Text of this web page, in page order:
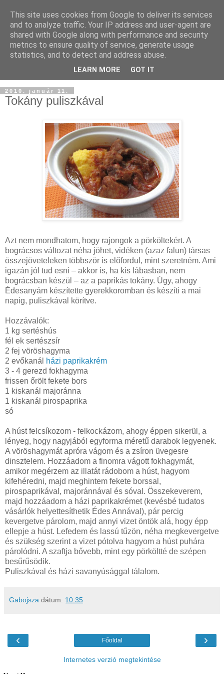
2010. január 11.
Tokány puliszkával
Azt nem mondhatom, hogy rajongok a pörköltekért. A
bográcsos változat néha jöhet, vidéken (azaz falun) társas
összejöveteleken többször is előfordul, mint szeretném. Ami
igazán jól tud esni – akkor is, ha kis lábasban, nem
bográcsban készül – az a paprikás tokány. Úgy, ahogy
Édesanyám készítette gyerekkoromban és készíti a mai
napig, puliszkával körítve.
Hozzávalók:
1 kg sertéshús
fél ek sertészsír
2 fej vöröshagyma
2 evőkanál
házi paprikakrém
3 - 4 gerezd fokhagyma
frissen őrölt fekete bors
1 kiskanál majoránna
1 kiskanál pirospaprika
só
A húst felcsíkozom - felkockázom, ahogy éppen sikerül, a
lényeg, hogy nagyjából egyforma méretű darabok legyenek.
A vöröshagymát apróra vágom és a zsíron üvegesre
dinsztelem. Hozzáadom a finomra vágott fokhagymát,
amikor megérzem az illatát rádobom a húst, hagyom
kifehéredni, majd meghintem fekete borssal,
pirospaprikával, majoránnával és sóval. Összekeverem,
majd hozzáadom a házi paprikakrémet (kevésbé tudatos
vásárlók helyettesíthetik Édes Annával), pár percig
kevergetve párolom, majd annyi vizet öntök alá, hogy épp
ellepje a húst. Lefedem és lassú tűzön, néha megkevergetve
és szükség szerint a vizet pótolva hagyom a húst puhára
párolódni. A szaftja bővebb, mint egy pörköltté de szépen
besűrűsödik.
Puliszkával és házi savanyúsággal tálalom.
Gabojsza dátum: 10:35
‹ ›
Főoldal
Internetes verzió megtekintése
This site uses cookies from Google to deliver its services
and to analyze traffic. Your IP address and user-agent are
shared with Google along with performance and security
metrics to ensure quality of service, generate usage
statistics, and to detect and address abuse.
LEARN MORE GOT IT